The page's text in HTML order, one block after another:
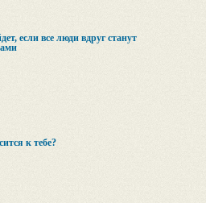
если все люди вдруг станут
к тебе?